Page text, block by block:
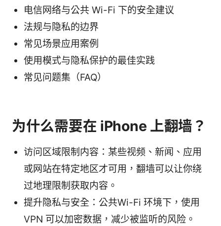
电信网络与公共 Wi-Fi 下的安全建议
法规与隐私的边界
常见场景应用案例
使用模式与隐私保护的最佳实践
常见问题集（FAQ）
为什么需要在 iPhone 上翻墙？
访问区域限制内容：某些视频、新闻、应用
或网站在特定地区才可用，翻墙可以让你绕
过地理限制获取内容。
提升隐私与安全：公共Wi-Fi 环境下，使用
VPN 可以加密数据，减少被监听的风险。